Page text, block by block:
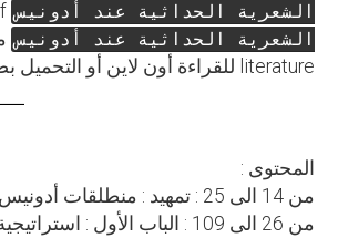
الشعرية الحداثية عند أدونيس
الشعرية الحداثية عند أدونيس
literature للقراءة أون لاين أو التحميل بصيغة بي دي اف pdf.
المحتوى :
من 14 الى 25 : تمهيد : منطلقات أدونيس فى التأسيس للاستراتيجية الشعرية
من 26 الى 109 : الباب الأول : استراتيجية الشعرية عند أدونيس الملامح والأصول